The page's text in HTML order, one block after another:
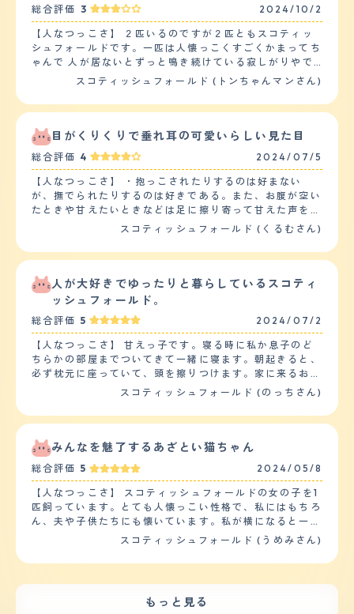
総合評価 3 2024/10/2
【人なつっこさ】 ２匹いるのですが２匹ともスコティッ
シュフォールドです。一匹は人懐っこくすごくかまってち
ゃんで 人が居ないとずっと鳴き続けている寂しがりやで
す。頭を撫でてあげると喜び社交的な性格なようです。も
う一匹はマイペースで行動もゆっくりで、ほとんど鳴く事
もなく静かで大人しい性格です。抱っこなども嫌がって1
が欲しい時だけ擦り寄ってきますが普段は人に近づく事も
しません。同じ種類の猫でも全然性格が違うもんだなぁと
思っています。 【落ち着き】 ２匹のうちの１匹は落ち着
きがなくいつも人に甘えていたいみたいです。エサや水が
充分にあっても起きている間は人にかまっていて欲しい子
です。とても運動も激しく走り回って遊びたがって飼い主
の方が疲れてしまうくらい落ち着きがないです。 【しつ
けやすさ】 トイレのしつけはあまり失敗はなく覚えまし
にトイレが綺麗かチェックが必要になります。特に訓練な
どはしていません 運動は家の中を走ってるのとキャット
タワーの上り下りでかなりの運動をしています。 【お手
入れ】 毛は長めなのでいつも自宅でブラッシングをして
いますが抜け毛が多いです。毛がふわふわの毛なので部屋
の中は掃除が大変です。猫は自分で毛繕いをするのでその
時に抜けた毛がフローリングの床にたくさん落ちます。で
すので1日に何度も掃除をしなければなりません。エサに
よってはお腹を壊してしまう事が多いのでうんちを見てあ
まり水っぽいエサは避けています。固形のエサもミックス
ってあげるようにしています。 【鳴き声】 鳴き声が大き
がくるのではないかと思っています。特に夜中遅くに鳴き
続けてしまう事があるのでなるべく何度も起きて気を紛ら
わせて遊ばせたりして 鳴かせないようにしています。
【総評】 ペットを迎い入れた事で家族の会話が増えまし
た。いつも一緒に居るので家族が増えましたし家の雰囲気
も明るくなった気がします。２匹のニャンコが居ますが第
かり何が必要か調べてペットショップに相談しに行ったり
けなので大丈夫でした。２匹とも性格は違いますがとても
可愛い家族になりました。
スコティッシュフォールド (トンちゃんマンさん)
目がくりくりで垂れ耳の可愛いらしい見た目
総合評価 4 2024/07/5
【人なつっこさ】 ・抱っこされたりするのは好まない
が、撫でられたりするのは好きである。また、お腹が空い
たときや甘えたいときなどは足に擦り寄って甘えた声を出
すなど人懐っこい部分もある。 ・新参猫に対して、最初
開くと新参猫の体を舐めてあげたり、そばで寝たりなど、
でも興味津々で駆け寄り様子を伺っている。おもちゃなど
などで戯れたりするのも好きである。 【落ち着き】 ・他
遊んでいるが、基本的には落ち着いた性格で、外をみたり
キャットタワーや窓際などのお気に入りの場所で落ち着い
ている。 【しつけやすさ】 ・トイレなどのしつけは特に
訓練することなく、自分で覚えて行うことができた。 ・
家の中で走り回っているのでそれが運動になっている。
ットフードを与えたりするようにして工夫している。
【お手入れ】 ・長毛種なので抜け毛や毛の手入れが特に
大変である。自分でカットをしているが、カットされるの
が嫌いなので限界があり、動物病院などで半年に1度くら
いの頻度で切ってもらっている。こだわりは特になく、顔
周りだけ残してもらって、体は全体的に邪魔にならないよ
うに短く切っていただいている。 ・シャンプーなども嫌
がるので、カットのタイミングで一緒にしてもらってい
る。ブラッシングは定期的に手が空いているときに自分で
耳障りに感じることはない。泣く頻度については、特段多
スコティッシュフォールド (くるむさん)
人が大好きでゆったりと暮らしているスコティ
ッシュフォールド。
総合評価 5 2024/07/2
【人なつっこさ】 甘えっ子です。寝る時に私か息子のど
ちらかの部屋までついてきて一緒に寝ます。朝起きると、
必ず枕元に座っていて、頭を擦りつけます。家に来るお客
様にも遠慮なく擦り寄ってくるので、お客様を部屋に入れ
ん。お客様の膝の上で眠ってしまったり、甘えてゴロゴロ
と、あとはなすがままになります。息子のお友達がしつこ
く触っても我慢しています。とにかくひとが大好きです。
【落ち着き】 落ち着いたネコだと思います。メスだから
かもしれませんが、大騒ぎしません。特筆すべきは、ほと
んど鳴かないことです。大きな声で鳴いたことがありませ
ん。かと言ってじゃれないわけでもなく、大好きなネズミ
さ】 ペットショップから初めて我が家にきた時から、お
砂に混ぜただけですが、その日のうちにトイレの場所を覚
スコティッシュフォールド (のっちさん)
みんなを魅了するあざとい猫ちゃん
総合評価 5 2024/05/8
【人なつっこさ】 スコティッシュフォールドの女の子を1
匹飼っています。とても人懐っこい性格で、私にはもちろ
ん、夫や子供たちにも懐いています。私が横になると一緒
にお腹の上に乗ってきたり、移動するとずっと着いてきた
添ってくれたりもします。他のペットは飼っていません
たくさん愛情注いで一緒にこれからも暮らしていきます！
スコティッシュフォールド (うめみさん)
もっと見る